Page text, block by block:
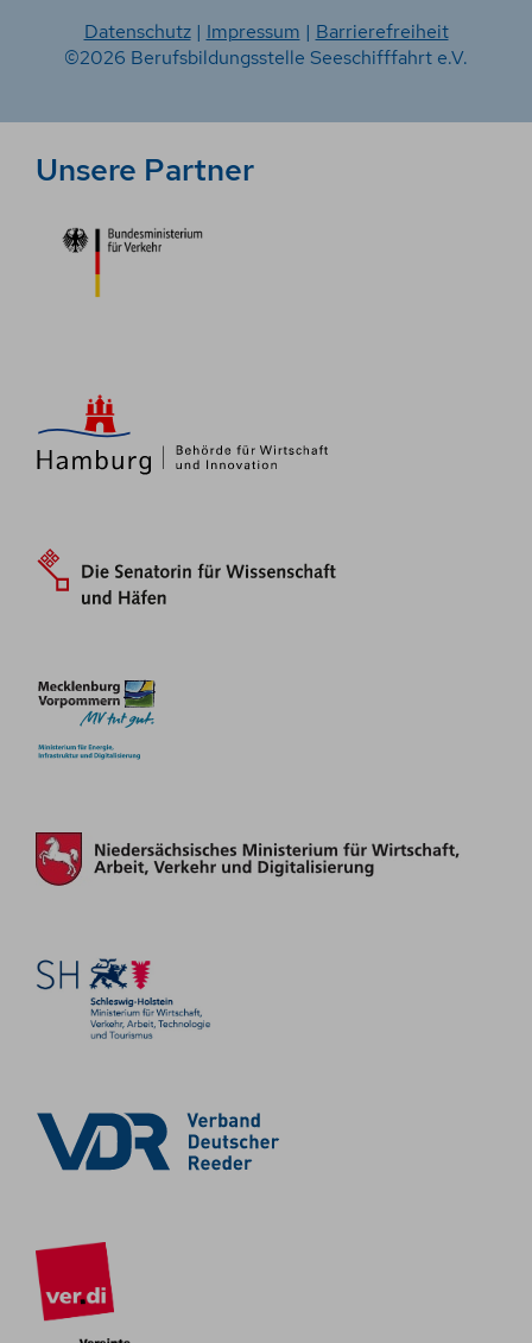
Datenschutz| Impressum | Barrierefreiheit
©2026 Berufsbildungsstelle Seeschifffahrt e.V.
Unsere Partner